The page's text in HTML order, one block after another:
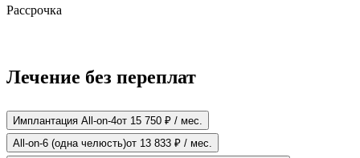
Рассрочка
Лечение без переплат
Имплантация All-on-4от 15 750 ₽ / мес.
All-on-6 (одна челюсть)от 13 833 ₽ / мес.